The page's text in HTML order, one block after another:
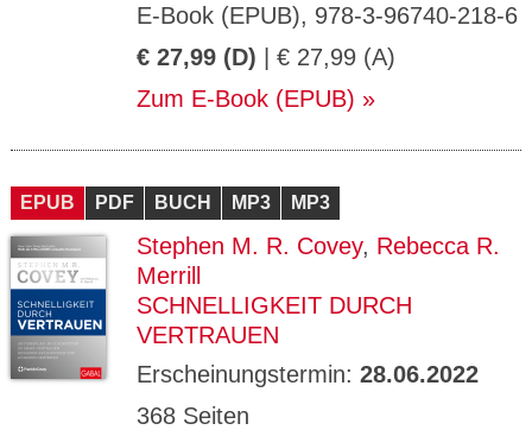
E-Book (EPUB), 978-3-96740-218-6
€ 27,99 (D) | € 27,99 (A)
Zum E-Book (EPUB)
EPUB PDF BUCH MP3 MP3
Stephen M. R. Covey, Rebecca R.
Merrill
SCHNELLIGKEIT DURCH
VERTRAUEN
Erscheinungstermin: 28.06.2022
368 Seiten